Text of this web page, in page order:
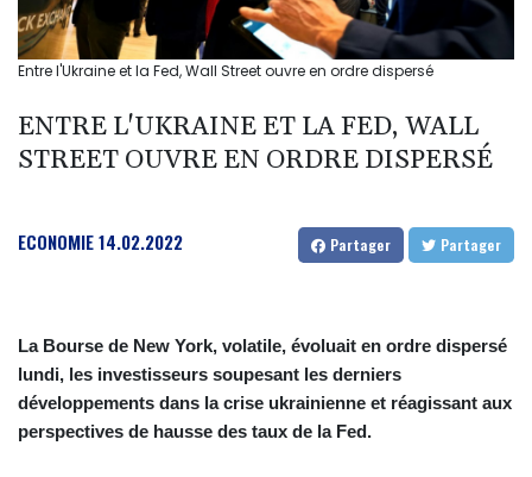
Entre l'Ukraine et la Fed, Wall Street ouvre en ordre dispersé
ENTRE L'UKRAINE ET LA FED, WALL
STREET OUVRE EN ORDRE DISPERSÉ
ECONOMIE14.02.2022 Partager Partager
La Bourse de New York, volatile, évoluait en ordre dispersé
lundi, les investisseurs soupesant les derniers
développements dans la crise ukrainienne et réagissant aux
perspectives de hausse des taux de la Fed.